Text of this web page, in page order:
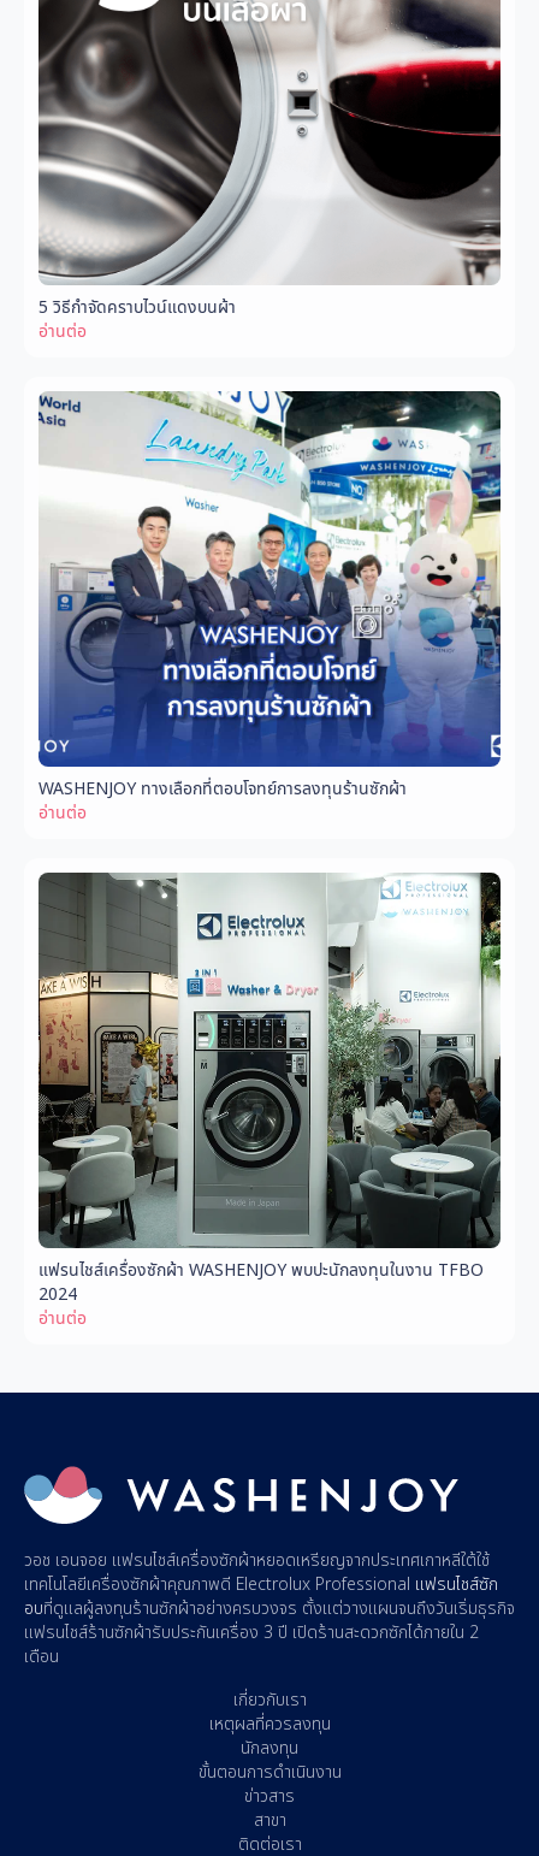
5 วิธีกำจัดคราบไวน์แดงบนผ้า
อ่านต่อ
WASHENJOY ทางเลือกที่ตอบโจทย์การลงทุนร้านซักผ้า
อ่านต่อ
แฟรนไชส์เครื่องซักผ้า WASHENJOY พบปะนักลงทุนในงาน TFBO
2024
อ่านต่อ
วอช เอนจอย แฟรนไชส์เครื่องซักผ้าหยอดเหรียญจากประเทศเกาหลีใต้ใช้
เทคโนโลยีเครื่องซักผ้าคุณภาพดี Electrolux Professional แฟรนไชส์ซัก
อบที่ดูแลผู้ลงทุนร้านซักผ้าอย่างครบวงจร ตั้งแต่วางแผนจนถึงวันเริ่มธุรกิจ
แฟรนไชส์ร้านซักผ้ารับประกันเครื่อง 3 ปี เปิดร้านสะดวกซักได้ภายใน 2
เดือน
เกี่ยวกับเรา
เหตุผลที่ควรลงทุน
นักลงทุน
ขั้นตอนการดำเนินงาน
ข่าวสาร
สาขา
ติดต่อเรา